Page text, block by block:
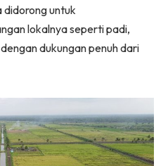
didorong untuk
lokalnya seperti padi,
dukungan penuh dari